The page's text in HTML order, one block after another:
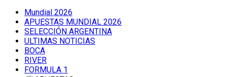
Mundial 2026
APUESTAS MUNDIAL 2026
SELECCIÓN ARGENTINA
ULTIMAS NOTICIAS
BOCA
RIVER
FORMULA 1